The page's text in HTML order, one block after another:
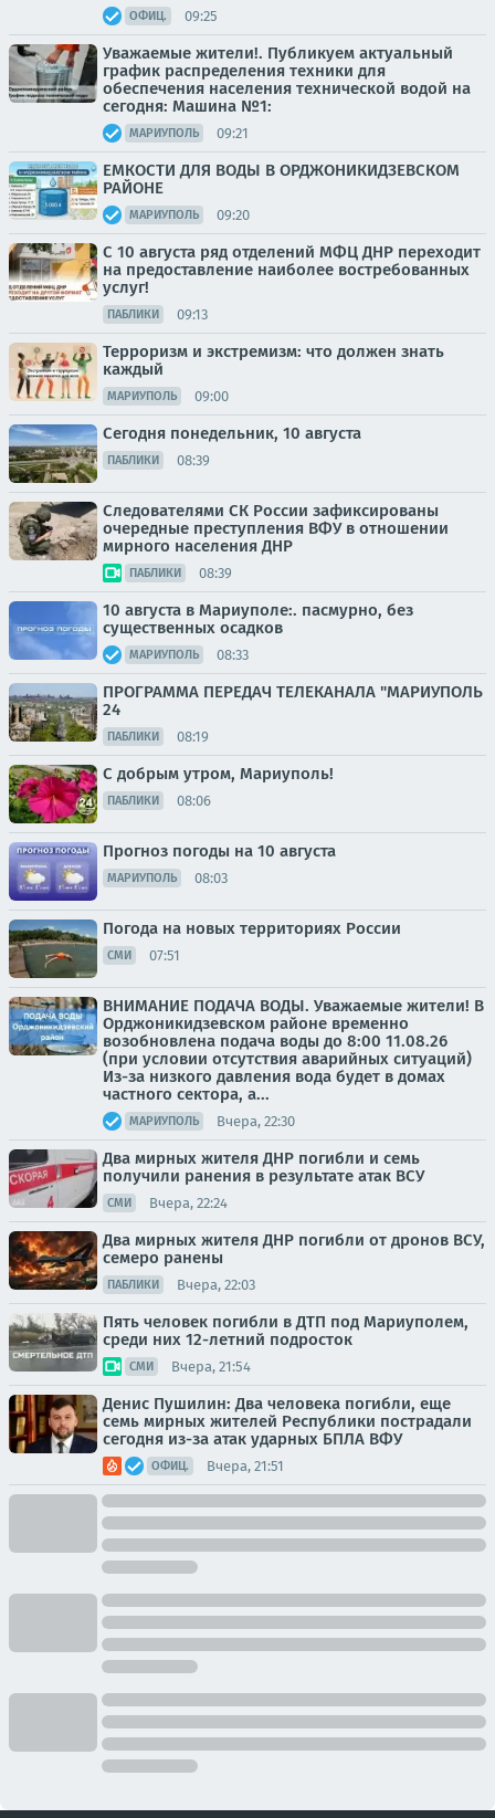
ОФИЦ. 09:25
Уважаемые жители!. Публикуем актуальный
график распределения техники для
обеспечения населения технической водой на
сегодня: Машина №1:
МАРИУПОЛЬ 09:21
ЕМКОСТИ ДЛЯ ВОДЫ В ОРДЖОНИКИДЗЕВСКОМ
РАЙОНЕ
МАРИУПОЛЬ 09:20
С 10 августа ряд отделений МФЦ ДНР переходит
на предоставление наиболее востребованных
услуг!
ПАБЛИКИ 09:13
Терроризм и экстремизм: что должен знать
каждый
МАРИУПОЛЬ 09:00
Сегодня понедельник, 10 августа
ПАБЛИКИ 08:39
Следователями СК России зафиксированы
очередные преступления ВФУ в отношении
мирного населения ДНР
ПАБЛИКИ 08:39
10 августа в Мариуполе:. пасмурно, без
существенных осадков
МАРИУПОЛЬ 08:33
ПРОГРАММА ПЕРЕДАЧ ТЕЛЕКАНАЛА "МАРИУПОЛЬ
24
ПАБЛИКИ 08:19
С добрым утром, Мариуполь!
ПАБЛИКИ 08:06
Прогноз погоды на 10 августа
МАРИУПОЛЬ 08:03
Погода на новых территориях России
СМИ 07:51
ВНИМАНИЕ ПОДАЧА ВОДЫ. Уважаемые жители! В
Орджоникидзевском районе временно
возобновлена подача воды до 8:00 11.08.26
(при условии отсутствия аварийных ситуаций)
Из-за низкого давления вода будет в домах
частного сектора, а...
МАРИУПОЛЬ Вчера, 22:30
Два мирных жителя ДНР погибли и семь
получили ранения в результате атак ВСУ
СМИ Вчера, 22:24
Два мирных жителя ДНР погибли от дронов ВСУ,
семеро ранены
ПАБЛИКИ Вчера, 22:03
Пять человек погибли в ДТП под Мариуполем,
среди них 12-летний подросток
СМИ Вчера, 21:54
Денис Пушилин: Два человека погибли, еще
семь мирных жителей Республики пострадали
сегодня из-за атак ударных БПЛА ВФУ
ОФИЦ. Вчера, 21:51